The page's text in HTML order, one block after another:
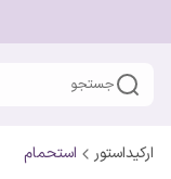
جستجو
ارکیداستور استحمام